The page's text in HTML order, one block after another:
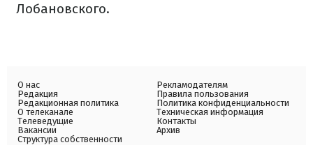
Лобановского.
О нас
Редакция
Редакционная политика
О телеканале
Телеведущие
Вакансии
Структура собственности
Рекламодателям
Правила пользования
Политика конфиденциальности
Техническая информация
Контакты
Архив